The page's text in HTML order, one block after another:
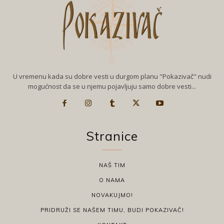
U vremenu kada su dobre vesti u durgom planu "Pokazivač" nudi
mogućnost da se u njemu pojavljuju samo dobre vesti...
Stranice
NAŠ TIM
O NAMA
NOVAKUJMO!
PRIDRUŽI SE NAŠEM TIMU, BUDI POKAZIVAČ!